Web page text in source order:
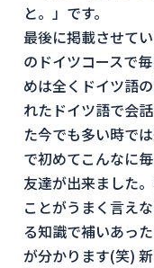
と。」です。
最後に掲載させて
のドイツコースで
めは全くドイツ語
れたドイツ語で会
た今でも多い時で
で初めてこんなに
友達が出来ました
ことがうまく言え
る知識で補いあっ
が分かります(笑)